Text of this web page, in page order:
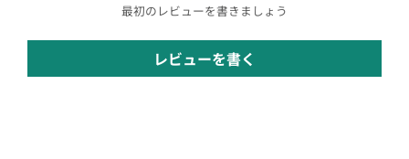
最初のレビューを書きましょう
レビューを書く